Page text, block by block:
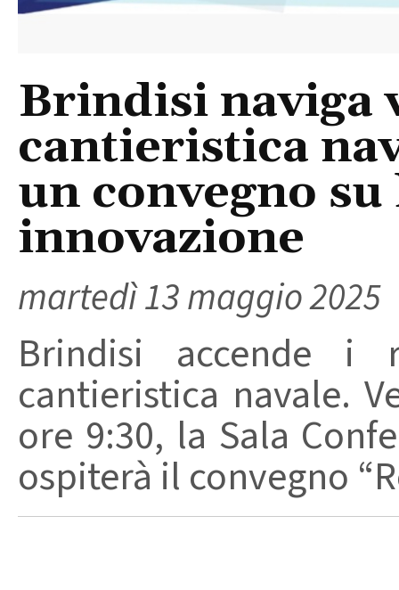
Brindisi naviga
cantieristica
un convegno
innovazione
martedì 13 maggio 2025
Brindisi accende
cantieristica navale.
ore 9:30, la Sala
ospiterà il convegno